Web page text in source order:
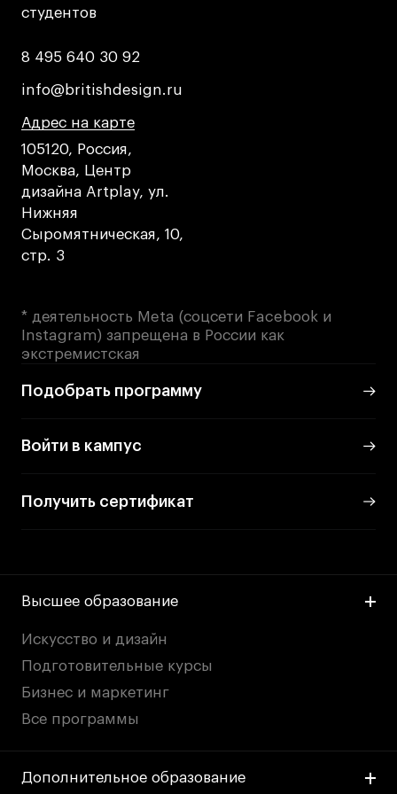
Коммерческий фотограф
Для школьников
Интенсивы
Среднесрочные
Долгосрочные
Все программы
Новости
События
Преподаватели
Для прессы
Партнеры
Поступающим
Вопросы и ответы
студентов
студентов
8 495 640 30 92
8 495 640 30 92
info@britishdesign.ru
info@britishdesign.ru
Адрес на карте
Адрес на карте
Адрес на карте
105120, Россия,
Москва, Центр
дизайна Artplay, ул.
Нижняя
Сыромятническая, 10,
стр. 3
* деятельность Meta (соцсети Facebook и
Instagram) запрещена в России как
экстремистская
Подобрать программу
Войти в кампус
Получить сертификат
Высшее образование
Искусство и дизайн
Подготовительные курсы
Бизнес и маркетинг
Все программы
Дополнительное образование